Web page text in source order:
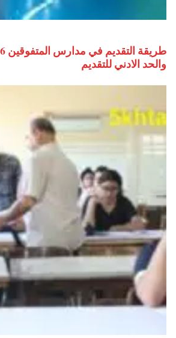
والحد الادني للتقديم